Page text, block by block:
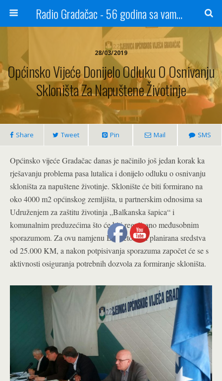
Radio Gradačac - 56 godina sa vama...
28/03/2019
Općinsko Vijeće Donijelo Odluku O Osnivanju
Skloništa Za Napuštene Životinje
Share Tweet Pin Mail SMS
Općinsko vijeće Gradačac danas je načinilo još jedan korak ka
rješavanju problema pasa lutalica i donijelo odluku o osnivanju
skloništa za napuštene životinje. Sklonište će biti formirano na
oko 4000 m2 općinskog zemljišta, u partnerskim odnosima sa
Udruženjem za zaštitu životinja „Balkanska šapica“ i
komunalnim preduzećima što će biti regulisano međusobnim
sporazumom. Za ovu namjenu Budžetom su planirana sredstva
od 25.000 KM, a nakon potpisivanja sporazuma započet će se s
aktivnosti osiguranja potrebnih dozvola za formiranje skloništa.